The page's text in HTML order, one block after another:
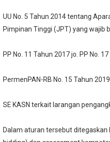
UU No. 5 Tahun 2014 tentang
Pimpinan Tinggi (JPT) yang wajib
PP No. 11 Tahun 2017 jo. PP No.
PermenPAN-RB No. 15 Tahun
SE KASN terkait larangan
Dalam aturan tersebut ditegaskan